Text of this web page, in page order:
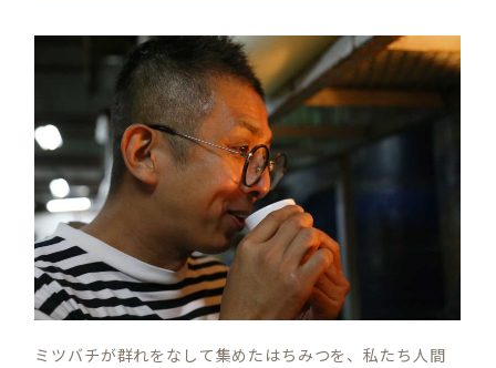
ミツバチが群れをなして集めたはちみつを、私たち人間
C